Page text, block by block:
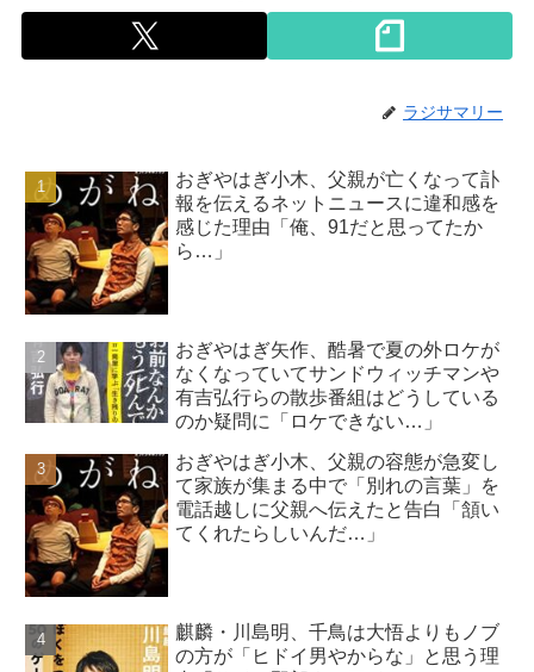
ラジサマリー
おぎやはぎ小木、父親が亡くなって訃
報を伝えるネットニュースに違和感を
感じた理由「俺、91だと思ってたか
ら…」
おぎやはぎ矢作、酷暑で夏の外ロケが
なくなっていてサンドウィッチマンや
有吉弘行らの散歩番組はどうしている
のか疑問に「ロケできない…」
おぎやはぎ小木、父親の容態が急変し
て家族が集まる中で「別れの言葉」を
電話越しに父親へ伝えたと告白「頷い
てくれたらしいんだ…」
麒麟・川島明、千鳥は大悟よりもノブ
の方が「ヒドイ男やからな」と思う理